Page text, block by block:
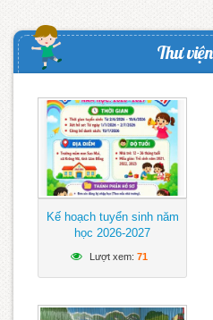
Thư
Kế hoạch tuyển sinh năm
học 2026-2027
Lượt xem: 71